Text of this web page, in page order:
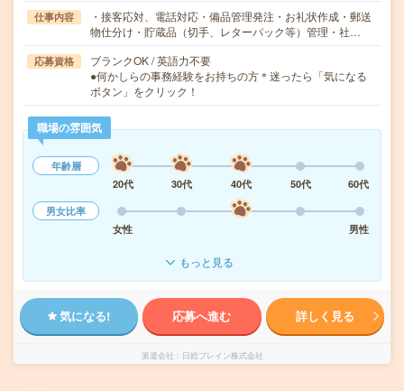
仕事内容
・接客応対、電話対応・備品管理発注・お礼状作成・郵送
物仕分け・貯蔵品（切手、レターパック等）管理・社…
応募資格
ブランクOK / 英語力不要
●何かしらの事務経験をお持ちの方＊迷ったら「気になる
ボタン」をクリック！
職場の雰囲気
年齢層
20代
30代 40代 50代
60代
男女比率
女性
男性
もっと見る
気になる! 応募へ進む 詳しく見る
派遣会社 日総ブレイン株式会社